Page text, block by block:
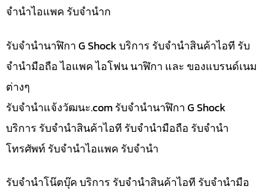
จำนำไอแพค รับจำนำก
รับจำนำนาฬิกา G Shock บริการ รับจำนำสินค้าไอที รับ
จำนำมือถือ ไอแพค ไอโฟน นาฬิกา และ ของแบรนด์เนม
ต่างๆ
รับจํานําแจ้งวัฒนะ.com รับจำนำนาฬิกา G Shock
บริการ รับจำนำสินค้าไอที รับจำนำมือถือ รับจำนำ
โทรศัพท์ รับจำนำไอแพค รับจำนำ
รับจำนำโน๊ตบุ๊ค บริการ รับจำนำสินค้าไอที รับจำนำมือ